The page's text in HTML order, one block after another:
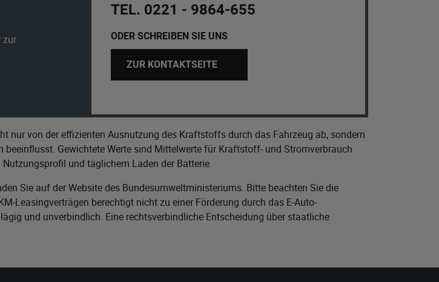
zur
TEL. 0221 - 9864-655
ODER SCHREIBEN SIE UNS
ZUR KONTAKTSEITE
nur von der effizienten Ausnutzung des Kraftstoffs durch das Fahrzeug ab, sondern
Gewichtete Werte sind Mittelwerte für Kraftstoff- und Stromverbrauch
und täglichem Laden der Batterie.
Sie auf der Website des Bundesumweltministeriums. Bitte beachten Sie die
Leasingverträgen berechtigt nicht zu einer Förderung durch das E-Auto-
und unverbindlich. Eine rechtsverbindliche Entscheidung über staatliche